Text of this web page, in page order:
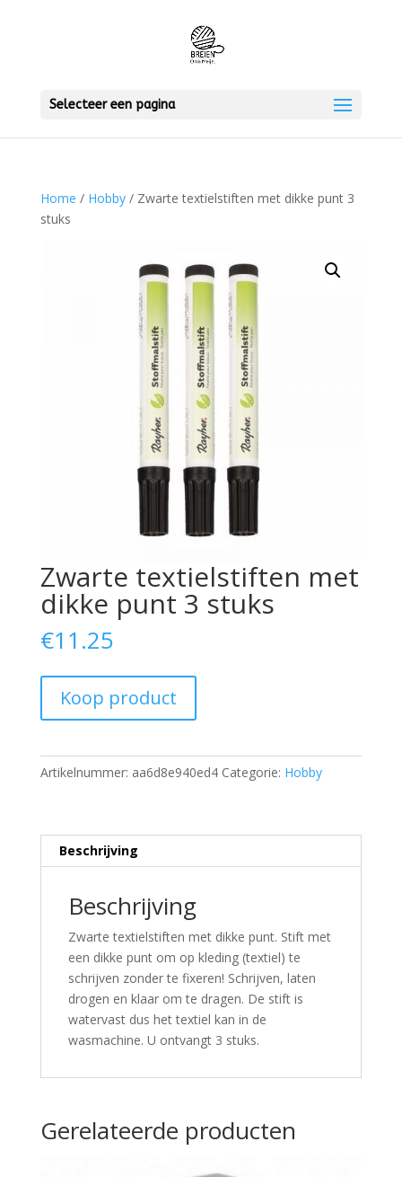
Selecteer een pagina
Home / Hobby/ Zwarte textielstiften met dikke punt 3
stuks
Zwarte textielstiften met
dikke punt 3 stuks
€11.25
Koop product
Artikelnummer: aa6d8e940ed4 Categorie: Hobby
Beschrijving
Beschrijving
Zwarte textielstiften met dikke punt. Stift met
een dikke punt om op kleding (textiel) te
schrijven zonder te fixeren! Schrijven, laten
drogen en klaar om te dragen. De stift is
watervast dus het textiel kan in de
wasmachine. U ontvangt 3 stuks.
Gerelateerde producten